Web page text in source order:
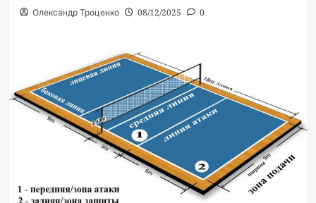
Олександр Троценко 08/12/2025 0